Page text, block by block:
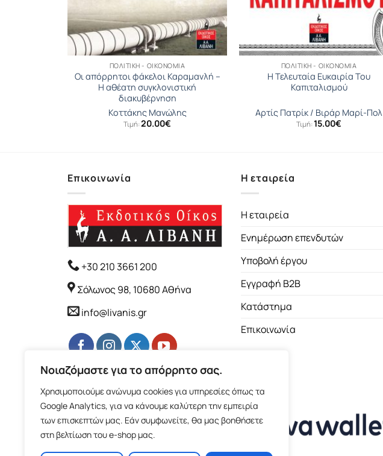
Νοιαζόμαστε για το απόρρητο σας.
Χρησιμοποιούμε ανώνυμα cookies για υπηρεσίες όπως τα
Google Analytics, για να κάνουμε καλύτερη την εμπειρία
των επισκεπτών μας. Εάν συμφωνείτε, θα μας βοηθήσετε
στη βελτίωση του e-shop μας.
ΠΟΛΙΤΙΚΉ - ΟΙΚΟΝΟΜΊΑ
Οι απόρρητοι φάκελοι Καραμανλή –
Η αθέατη συγκλονιστική
διακυβέρνηση
Κοττάκης Μανώλης
Τιμή:20.00€
ΠΟΛΙΤΙΚΉ - ΟΙΚΟΝΟΜΊΑ
Η Τελευταία Ευκαιρία Του
Καπιταλισμού
Αρτίς Πατρίκ / Βιράρ Μαρί-Πολ
Τιμή:15.00€
Επικοινωνία
+30 210 3661 200
Σόλωνος 98, 10680 Αθήνα
info@livanis.gr
Η εταιρεία
Η εταιρεία
Ενημέρωση επενδυτών
Υποβολή έργου
Εγγραφή B2B
Κατάστημα
Επικοινωνία